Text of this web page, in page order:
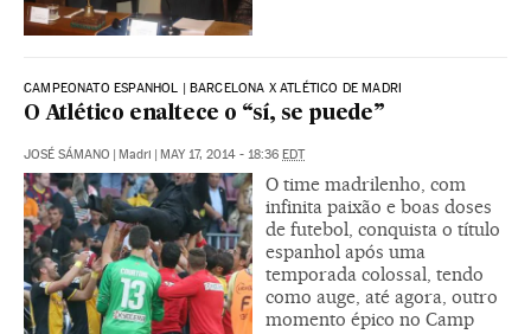
CAMPEONATO ESPANHOL | BARCELONA X ATLÉTICO DE MADRI
O Atlético enaltece o “sí, se puede”
JOSÉ SÁMANO | Madri | MAY 17, 2014 - 18:36 EDT
O time madrilenho, com
infinita paixão e boas doses
de futebol, conquista o título
espanhol após uma
temporada colossal, tendo
como auge, até agora, outro
momento épico no Camp